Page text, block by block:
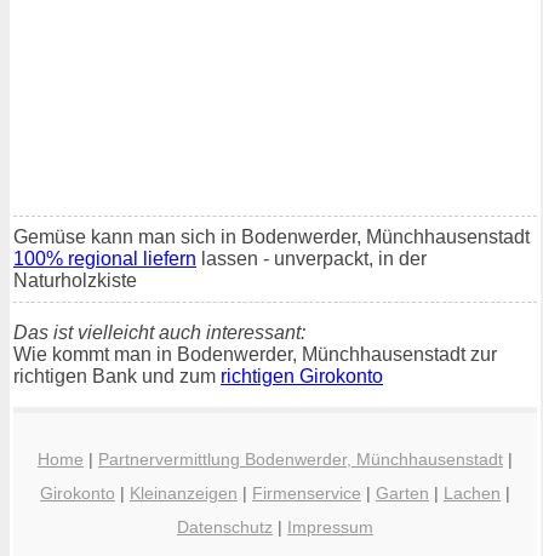
Gemüse kann man sich in Bodenwerder, Münchhausenstadt
100% regional liefern lassen - unverpackt, in der
Naturholzkiste
Das ist vielleicht auch interessant:
Wie kommt man in Bodenwerder, Münchhausenstadt zur
richtigen Bank und zum richtigen Girokonto
Home | Partnervermittlung Bodenwerder, Münchhausenstadt |
Girokonto | Kleinanzeigen | Firmenservice | Garten | Lachen |
Datenschutz | Impressum